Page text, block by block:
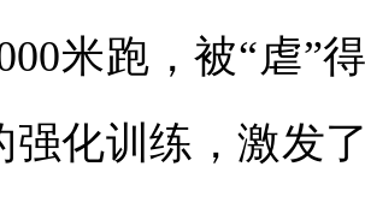
米跑，被“虐”
强化训练，激发